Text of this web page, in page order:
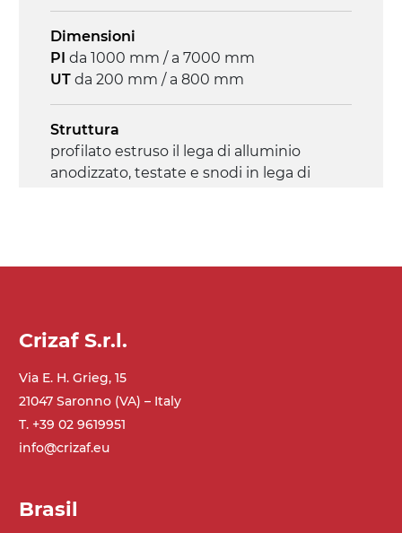
Dimensioni
PI da 1000 mm / a 7000 mm
UT da 200 mm / a 800 mm
Struttura
profilato estruso il lega di alluminio
anodizzato, testate e snodi in lega di
profilato estruso in lega di alluminio
Supporti di sostegno
alluminio pressofuso, gambe in tubolare
in metallo zincato, ruote pivottanti
con/senza freno (2+2)
profili di trasporto in PP
Crizaf S.r.l.
Via E. H. Grieg, 15
21047 Saronno (VA) – Italy
T. +39 02 9619951
info@crizaf.eu
Brasil